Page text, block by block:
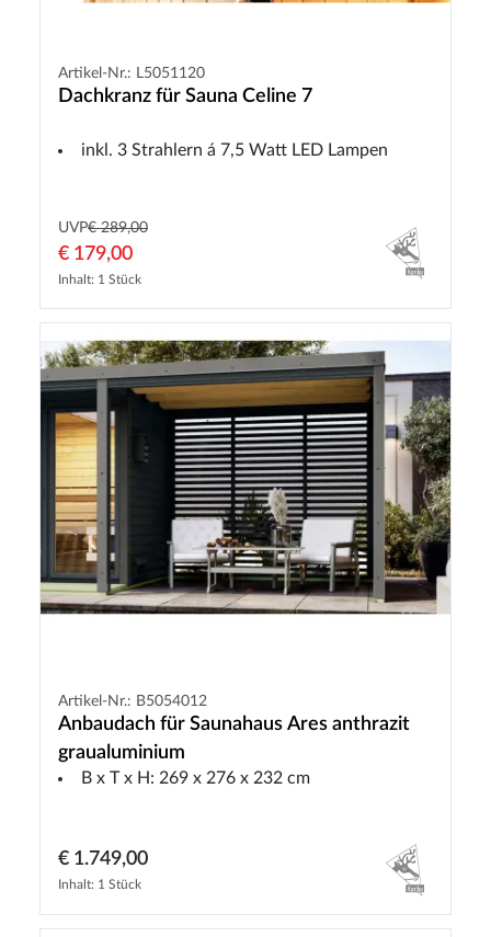
Artikel-Nr.: L5051120
Dachkranz für Sauna Celine 7
inkl. 3 Strahlern á 7,5 Watt LED Lampen
UVP€ 289,00
€ 179,00
Inhalt: 1 Stück
Artikel-Nr.: B5054012
Anbaudach für Saunahaus Ares anthrazit
graualuminium
B x T x H: 269 x 276 x 232 cm
€ 1.749,00
Inhalt: 1 Stück